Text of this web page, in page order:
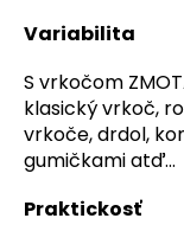
Variabilita
S vrkočom
klasický vrkoč,
vrkoče, drdol,
gumičkami atď...
Praktickosť